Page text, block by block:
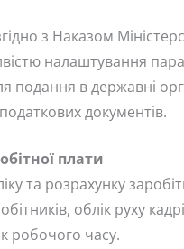
з Наказом
налаштування
подання в державні
документів.
плати
та розрахунку
облік руху
робочого часу.